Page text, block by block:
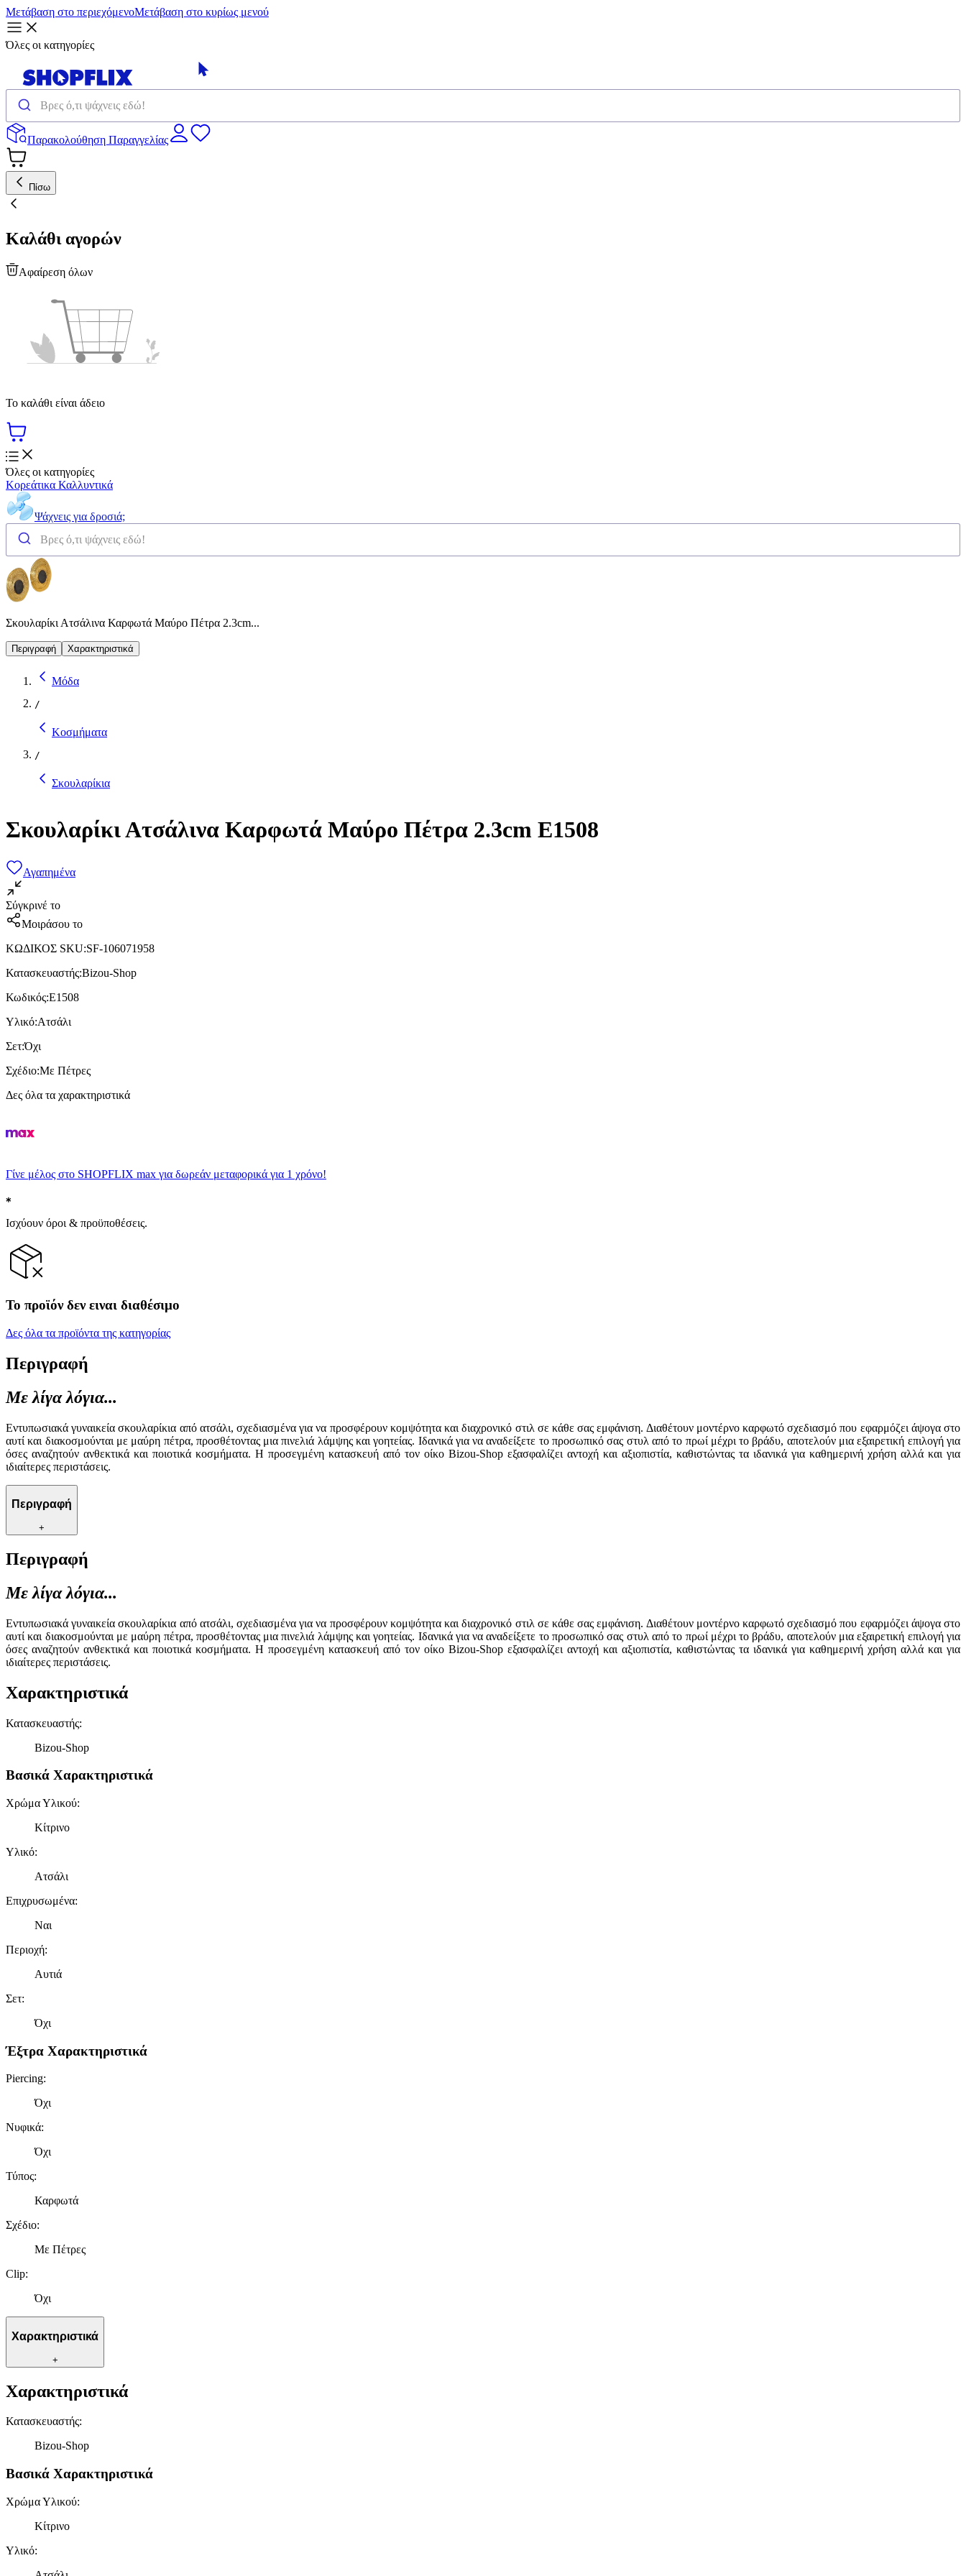
Μετάβαση στο περιεχόμενοΜετάβαση στο κυρίως μενού
Όλες οι κατηγορίες
Παρακολούθηση Παραγγελίας
Πίσω
Καλάθι αγορών
Αφαίρεση όλων
Το καλάθι είναι άδειο
Όλες οι κατηγορίες
Κορεάτικα Καλλυντικά
Ψάχνεις για δροσιά;
Σκουλαρίκι Ατσάλινα Καρφωτά Μαύρο Πέτρα 2.3cm...
Περιγραφή Χαρακτηριστικά
Μόδα
/
Κοσμήματα
/
Σκουλαρίκια
Σκουλαρίκι Ατσάλινα Καρφωτά Μαύρο Πέτρα 2.3cm E1508
Αγαπημένα
Σύγκρινέ το
Μοιράσου το
ΚΩΔΙΚΟΣ SKU:SF-106071958
Κατασκευαστής:Bizou-Shop
Κωδικός:E1508
Υλικό:Ατσάλι
Σετ:Όχι
Σχέδιο:Με Πέτρες
Δες όλα τα χαρακτηριστικά
Γίνε μέλος στο SHOPFLIX max για δωρεάν μεταφορικά για 1 χρόνο!
Ισχύουν όροι & προϋποθέσεις.
Το προϊόν δεν ειναι διαθέσιμο
Δες όλα τα προϊόντα της κατηγορίας
Περιγραφή
Με λίγα λόγια...
Εντυπωσιακά γυναικεία σκουλαρίκια από ατσάλι, σχεδιασμένα για να προσφέρουν κομψότητα και διαχρονικό στιλ σε κάθε σας εμφάνιση. Διαθέτουν μοντέρνο καρφωτό σχεδιασμό που εφαρμόζει άψογα στο
αυτί και διακοσμούνται με μαύρη πέτρα, προσθέτοντας μια πινελιά λάμψης και γοητείας. Ιδανικά για να αναδείξετε το προσωπικό σας στυλ από το πρωί μέχρι το βράδυ, αποτελούν μια εξαιρετική επιλογή για
όσες αναζητούν ανθεκτικά και ποιοτικά κοσμήματα. Η προσεγμένη κατασκευή από τον οίκο Bizou-Shop εξασφαλίζει αντοχή και αξιοπιστία, καθιστώντας τα ιδανικά για καθημερινή χρήση αλλά και για
ιδιαίτερες περιστάσεις.
Περιγραφή
+
Περιγραφή
Με λίγα λόγια...
Εντυπωσιακά γυναικεία σκουλαρίκια από ατσάλι, σχεδιασμένα για να προσφέρουν κομψότητα και διαχρονικό στιλ σε κάθε σας εμφάνιση. Διαθέτουν μοντέρνο καρφωτό σχεδιασμό που εφαρμόζει άψογα στο
αυτί και διακοσμούνται με μαύρη πέτρα, προσθέτοντας μια πινελιά λάμψης και γοητείας. Ιδανικά για να αναδείξετε το προσωπικό σας στυλ από το πρωί μέχρι το βράδυ, αποτελούν μια εξαιρετική επιλογή για
όσες αναζητούν ανθεκτικά και ποιοτικά κοσμήματα. Η προσεγμένη κατασκευή από τον οίκο Bizou-Shop εξασφαλίζει αντοχή και αξιοπιστία, καθιστώντας τα ιδανικά για καθημερινή χρήση αλλά και για
ιδιαίτερες περιστάσεις.
Χαρακτηριστικά
Κατασκευαστής:
Bizou-Shop
Βασικά Χαρακτηριστικά
Χρώμα Υλικού:
Κίτρινο
Υλικό:
Ατσάλι
Επιχρυσωμένα:
Ναι
Περιοχή:
Αυτιά
Σετ:
Όχι
Έξτρα Χαρακτηριστικά
Piercing:
Όχι
Νυφικά:
Όχι
Τύπος:
Καρφωτά
Σχέδιο:
Με Πέτρες
Clip:
Όχι
Χαρακτηριστικά
+
Χαρακτηριστικά
Κατασκευαστής:
Bizou-Shop
Βασικά Χαρακτηριστικά
Χρώμα Υλικού:
Κίτρινο
Υλικό: